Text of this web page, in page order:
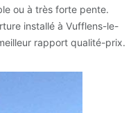
ou à très forte pente.
installé à Vufflens-le-
rapport qualité-prix.